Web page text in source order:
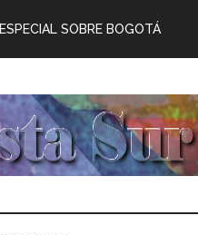
ESPECIAL SOBRE BOGOTÁ